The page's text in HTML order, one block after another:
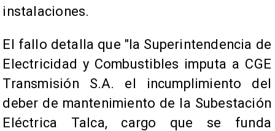
instalaciones.
El fallo detalla que "la Superintendencia de
Electricidad y Combustibles imputa a CGE
Transmisión S.A. el incumplimiento del
deber de mantenimiento de la Subestación
Eléctrica Talca, cargo que se funda